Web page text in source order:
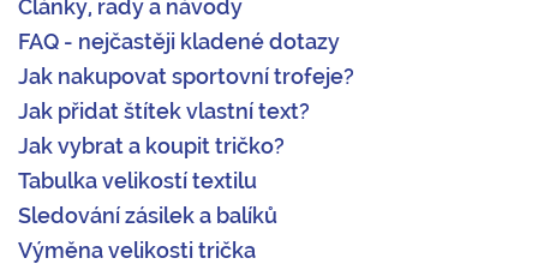
Články, rady a návody
FAQ - nejčastěji kladené dotazy
Jak nakupovat sportovní trofeje?
Jak přidat štítek vlastní text?
Jak vybrat a koupit tričko?
Tabulka velikostí textilu
Sledování zásilek a balíků
Výměna velikosti trička